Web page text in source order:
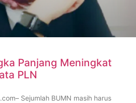
Panjang Meningkat
PLN
Sejumlah BUMN masih harus